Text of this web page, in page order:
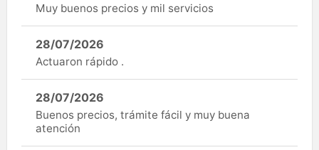
Muy buenos precios y mil servicios
28/07/2026
Actuaron rápido .
28/07/2026
Buenos precios, trámite fácil y muy buena
atención